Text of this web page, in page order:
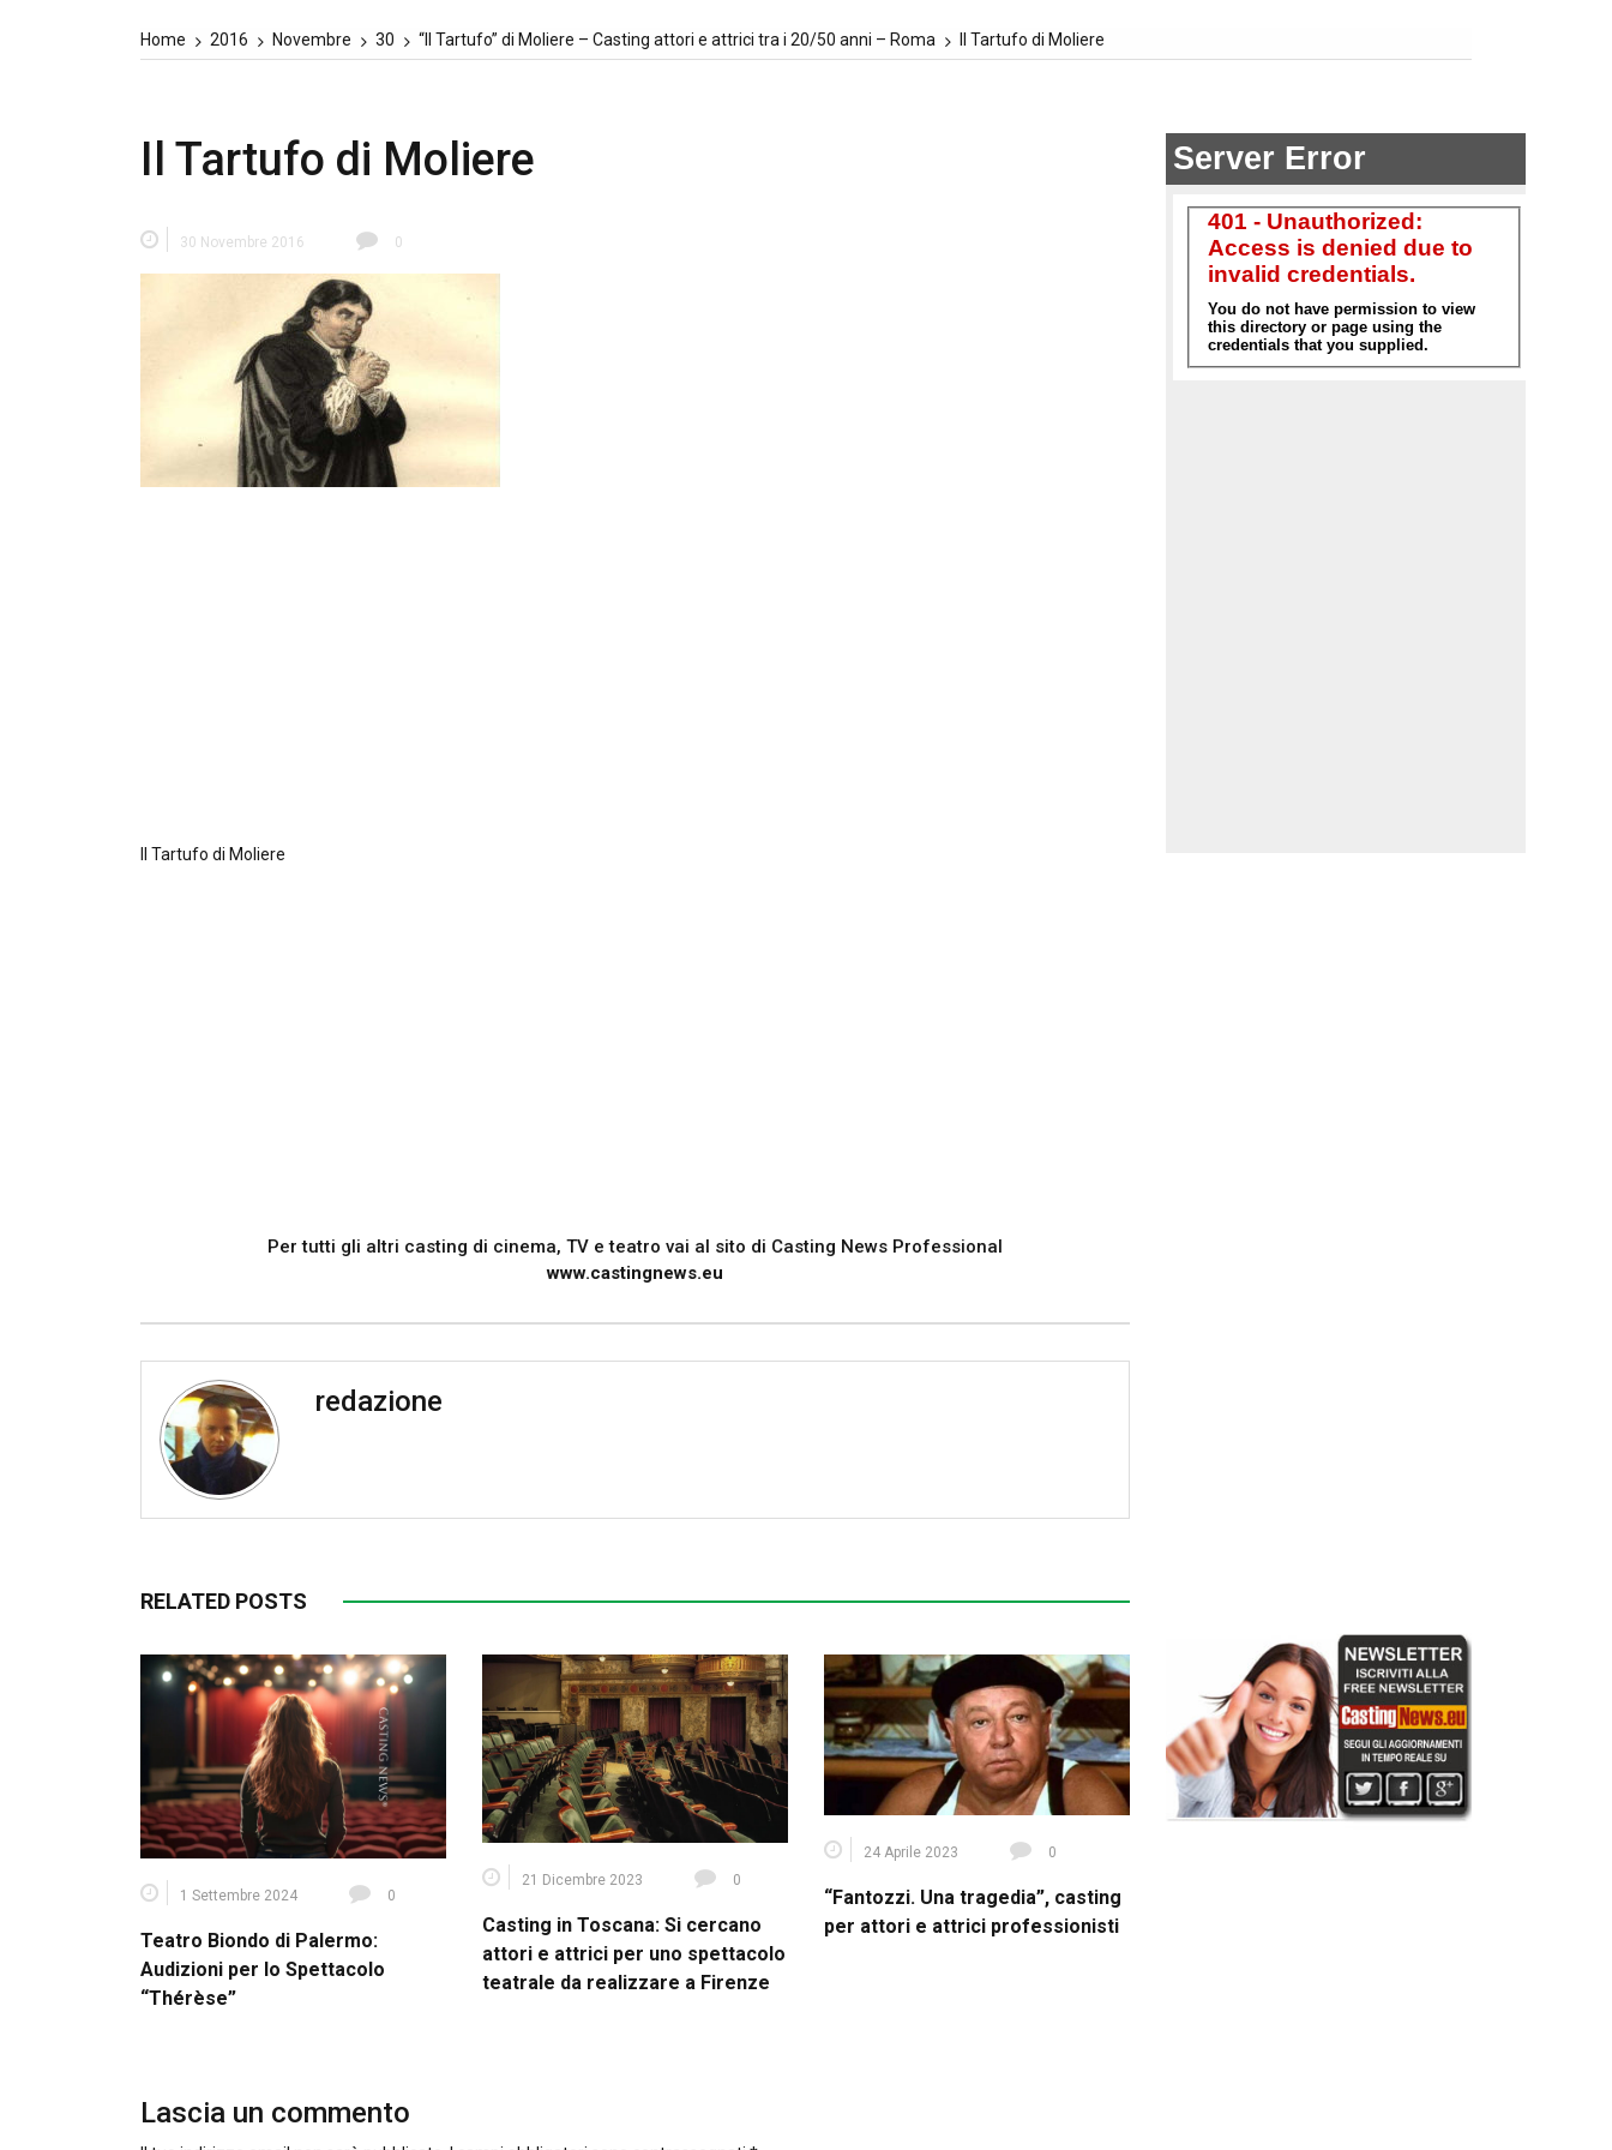
Home 2016 Novembre 30 “Il Tartufo” di Moliere – Casting attori e attrici tra i 20/50 anni – Roma Il Tartufo di Moliere
Il Tartufo di Moliere
30 Novembre 2016 0
Il Tartufo di Moliere
Per tutti gli altri casting di cinema, TV e teatro vai al sito di Casting News Professional
www.castingnews.eu
redazione
RELATED POSTS
1 Settembre 2024 0
Teatro Biondo di Palermo:
Audizioni per lo Spettacolo
“Thérèse”
21 Dicembre 2023 0
Casting in Toscana: Si cercano
attori e attrici per uno spettacolo
teatrale da realizzare a Firenze
24 Aprile 2023 0
“Fantozzi. Una tragedia”, casting
per attori e attrici professionisti
Lascia un commento